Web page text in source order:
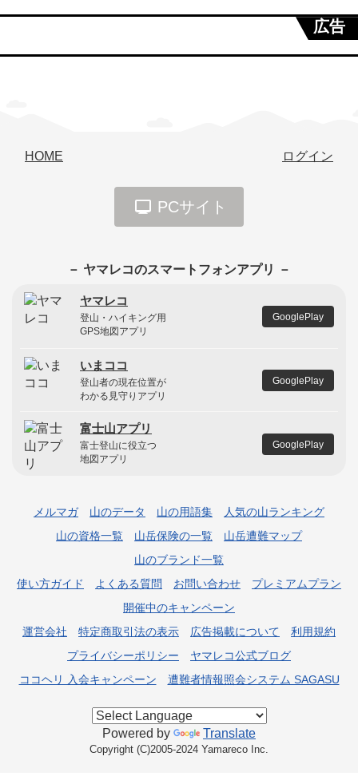
広告
HOME ログイン
PCサイト
－ ヤマレコのスマートフォンアプリ －
ヤマレコ
登山・ハイキング用
GPS地図アプリ
GooglePlay
いまココ
登山者の現在位置が
わかる見守りアプリ
GooglePlay
富士山アプリ
富士登山に役立つ
地図アプリ
GooglePlay
メルマガ 山のデータ 山の用語集
人気の山ランキング
山の資格一覧
山岳保険の一覧
山岳遭難マップ
山のブランド一覧
使い方ガイド
よくある質問 お問い合わせ
プレミアムプラン
開催中のキャンペーン
運営会社
特定商取引法の表示 広告掲載について
利用規約
プライバシーポリシー
ヤマレコ公式ブログ
ココヘリ 入会キャンペーン
遭難者情報照会システム SAGASU
Powered by Translate
Copyright (C)2005-2024 Yamareco Inc.